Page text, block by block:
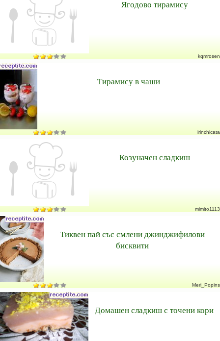
Ягодово тирамису
kqmrosen
Тирамису в чаши
irinchicata
Козуначен сладкиш
mimito1113
Тиквен пай със смлени джинджифилови
бисквити
Meri_Popins
Домашен сладкиш с точени кори